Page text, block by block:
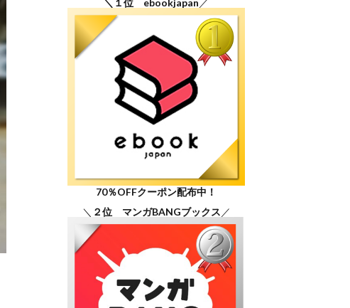
＼１位 ebookjapan ／
70％OFFクーポン配布中！
＼ ２位 マンガBANGブックス ／